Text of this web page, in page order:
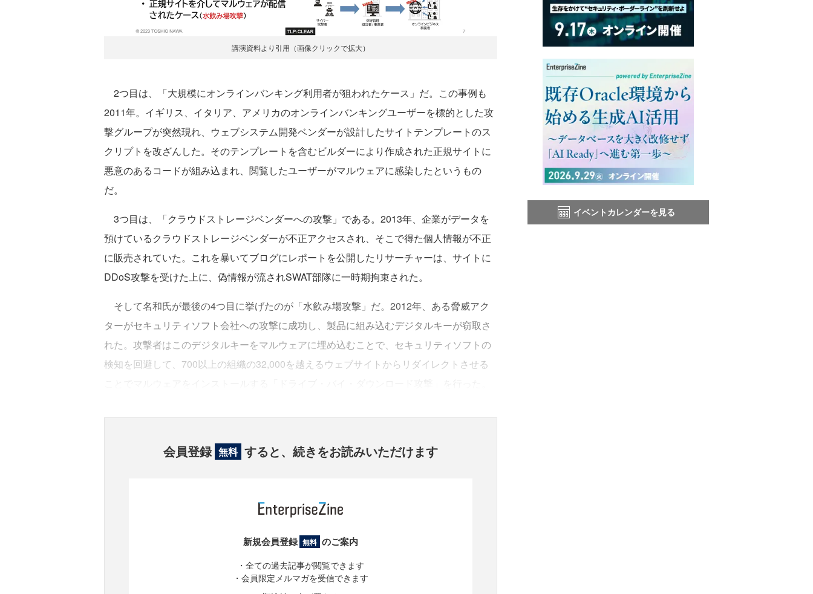
講演資料より引用（画像クリックで拡大）
2つ目は、「大規模にオンラインバンキング利用者が狙われたケース」だ。この事例も
2011年。イギリス、イタリア、アメリカのオンラインバンキングユーザーを標的とした攻
撃グループが突然現れ、ウェブシステム開発ベンダーが設計したサイトテンプレートのス
クリプトを改ざんした。そのテンプレートを含むビルダーにより作成された正規サイトに
悪意のあるコードが組み込まれ、閲覧したユーザーがマルウェアに感染したというもの
だ。
3つ目は、「クラウドストレージベンダーへの攻撃」である。2013年、企業がデータを
預けているクラウドストレージベンダーが不正アクセスされ、そこで得た個人情報が不正
に販売されていた。これを暴いてブログにレポートを公開したリサーチャーは、サイトに
DDoS攻撃を受けた上に、偽情報が流されSWAT部隊に一時期拘束された。
そして名和氏が最後の4つ目に挙げたのが「水飲み場攻撃」だ。2012年、ある脅威アク
ターがセキュリティソフト会社への攻撃に成功し、製品に組み込むデジタルキーが窃取さ
れた。攻撃者はこのデジタルキーをマルウェアに埋め込むことで、セキュリティソフトの
検知を回避して、700以上の組織の32,000を越えるウェブサイトからリダイレクトさせる
会員登録 無料 すると、続きをお読みいただけます
新規会員登録 無料 のご案内
・全ての過去記事が閲覧できます
・会員限定メルマガを受信できます
イベントカレンダーを見る